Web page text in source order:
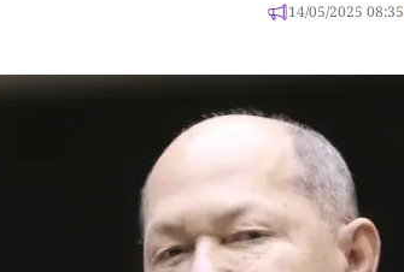
14/05/2025 08:35